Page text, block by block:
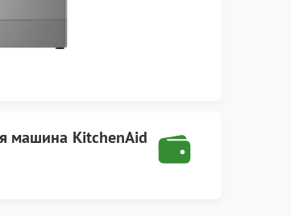
машина KitchenAid